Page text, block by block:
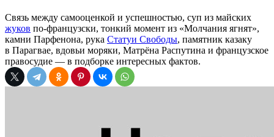
Связь между самооценкой и успешностью, суп из майских
жуков по-французски, тонкий момент из «Молчания ягнят»,
камни Парфенона, рука Статуи Свободы, памятник казаку
в Парагвае, вдовьи моряки, Матрёна Распутина и французское
правосудие — в подборке интересных фактов.